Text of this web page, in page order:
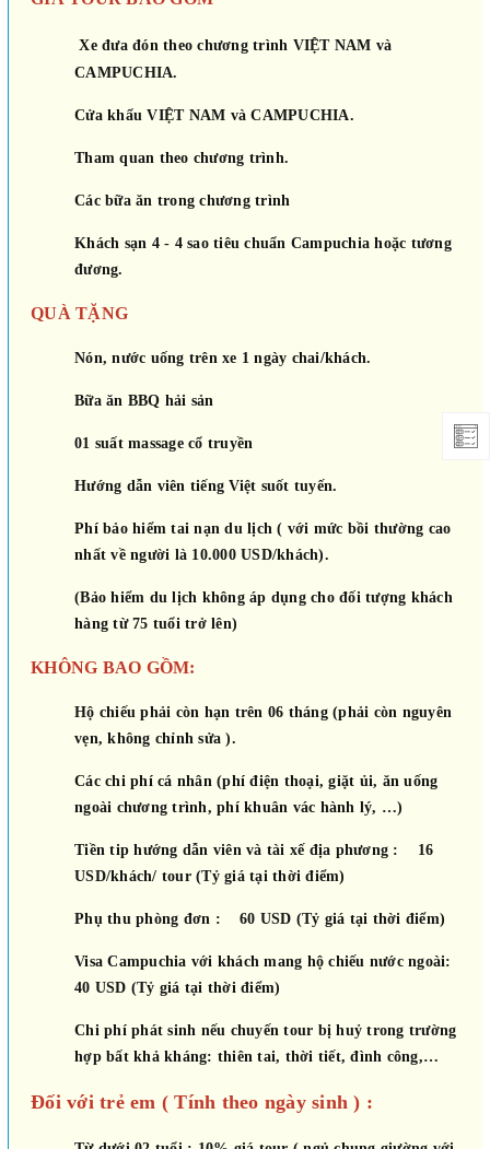
Xe đưa đón theo chương trình VIỆT NAM và
CAMPUCHIA.
Cửa khẩu VIỆT NAM và CAMPUCHIA.
Tham quan theo chương trình.
Các bữa ăn trong chương trình
Khách sạn 4 - 4 sao tiêu chuẩn Campuchia hoặc tương
đương.
QUÀ TẶNG
Nón, nước uống trên xe 1 ngày chai/khách.
Bữa ăn BBQ hải sản
01 suất massage cổ truyền
Hướng dẫn viên tiếng Việt suốt tuyến.
Phí bảo hiểm tai nạn du lịch ( với mức bồi thường cao
nhất về người là 10.000 USD/khách).
(Bảo hiểm du lịch không áp dụng cho đối tượng khách
hàng từ 75 tuổi trở lên)
KHÔNG BAO GỒM:
Hộ chiếu phải còn hạn trên 06 tháng (phải còn nguyên
vẹn, không chỉnh sửa ).
Các chi phí cá nhân (phí điện thoại, giặt ủi, ăn uống
ngoài chương trình, phí khuân vác hành lý, …)
Tiền tip hướng dẫn viên và tài xế địa phương : 16
USD/khách/ tour (Tỷ giá tại thời điểm)
Phụ thu phòng đơn : 60 USD (Tỷ giá tại thời điểm)
Visa Campuchia với khách mang hộ chiếu nước ngoài:
40 USD (Tỷ giá tại thời điểm)
Chi phí phát sinh nếu chuyến tour bị huỷ trong trường
hợp bất khả kháng: thiên tai, thời tiết, đình công,…
Đối với trẻ em ( Tính theo ngày sinh ) :